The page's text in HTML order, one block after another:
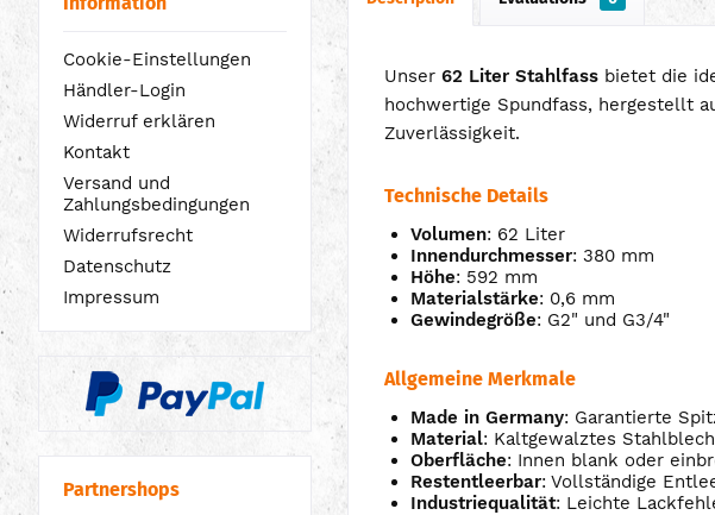
Cookie-Einstellungen
Händler-Login
Widerruf erklären
Kontakt
Versand und
Zahlungsbedingungen
Widerrufsrecht
Datenschutz
Impressum
Partnershops
Unser 62 Liter Stahlfass bietet die
hochwertige Spundfass, hergestellt
Zuverlässigkeit.
Technische Details
Volumen: 62 Liter
Innendurchmesser: 380 mm
Höhe: 592 mm
Materialstärke: 0,6 mm
Gewindegröße: G2" und G3/4"
Allgemeine Merkmale
Made in Germany: Garantierte
Material: Kaltgewalztes
Oberfläche: Innen blank oder
Restentleerbar: Vollständige
Industriequalität: Leichte